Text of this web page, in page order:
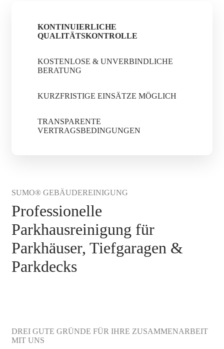
KONTINUIERLICHE
QUALITÄTSKONTROLLE
KOSTENLOSE & UNVERBINDLICHE
BERATUNG
KURZFRISTIGE EINSÄTZE MÖGLICH
TRANSPARENTE
VERTRAGSBEDINGUNGEN
SUMO® GEBÄUDEREINIGUNG
Professionelle
Parkhausreinigung für
Parkhäuser, Tiefgaragen &
Parkdecks
DREI GUTE GRÜNDE FÜR IHRE ZUSAMMENARBEIT
MIT UNS